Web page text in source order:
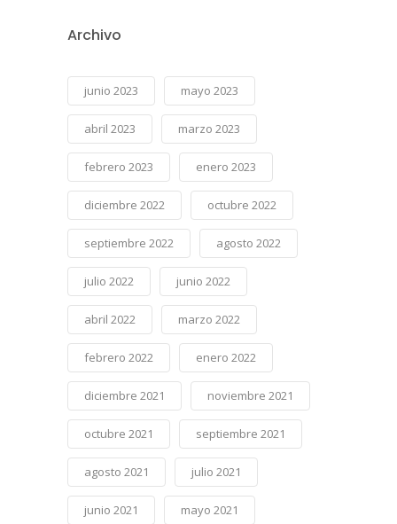
Archivo
junio 2023 mayo 2023
abril 2023 marzo 2023
febrero 2023 enero 2023
diciembre 2022 octubre 2022
septiembre 2022 agosto 2022
julio 2022 junio 2022
abril 2022 marzo 2022
febrero 2022 enero 2022
diciembre 2021 noviembre 2021
octubre 2021 septiembre 2021
agosto 2021 julio 2021
junio 2021 mayo 2021